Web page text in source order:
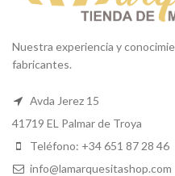
Nuestra experiencia y
fabricantes.
Avda Jerez 15
41719 EL Palmar de Troya
Teléfono: +34 651 87 28 46
info@lamarquesitashop.com